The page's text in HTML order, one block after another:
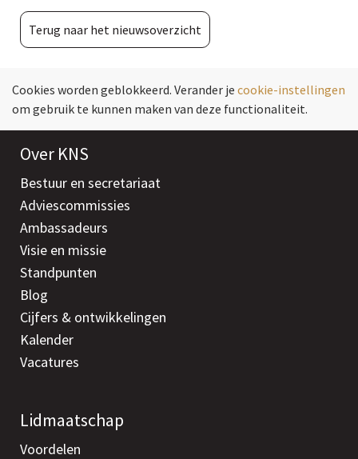
Terug naar het nieuwsoverzicht
Cookies worden geblokkeerd. Verander je cookie-instellingen
om gebruik te kunnen maken van deze functionaliteit.
Over KNS
Bestuur en secretariaat
Adviescommissies
Ambassadeurs
Visie en missie
Standpunten
Blog
Cijfers & ontwikkelingen
Kalender
Vacatures
Lidmaatschap
Voordelen